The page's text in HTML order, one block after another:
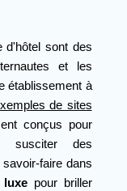
d'hôtel sont des
et les
établissement à
de sites
conçus pour
susciter des
faire dans
pour briller